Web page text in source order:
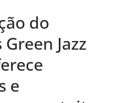
do
Jazz
e